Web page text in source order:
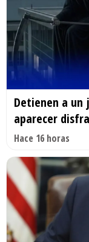
Detienen a un
aparecer
Hace 16 horas